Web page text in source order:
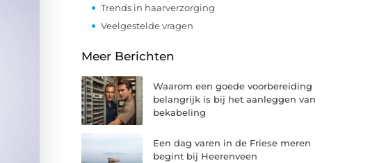
Trends in haarverzorging
Veelgestelde vragen
Meer Berichten
Waarom een goede voorbereiding
belangrijk is bij het aanleggen van
bekabeling
Een dag varen in de Friese meren
begint bij Heerenveen